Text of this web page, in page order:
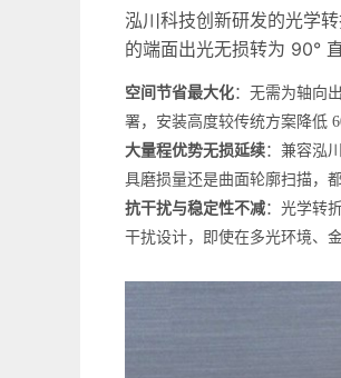
泓川科技创新研发的光学
的端面出光无损转为 90°
空间节省最大化：无需为轴向
署，安装高度较传统方案降低
大量程优势无损延续：兼容泓
具磨损量还是曲面轮廓扫描，
抗干扰与稳定性不减：光学转
干扰设计，即使在多光环境、